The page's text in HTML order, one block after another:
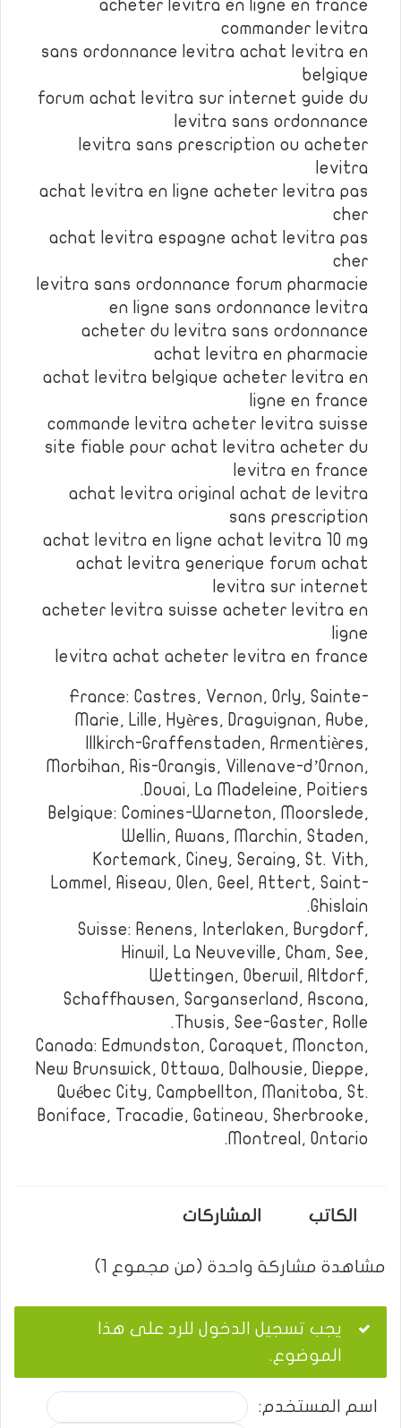
acheter levitra en ligne en france
commander levitra
sans ordonnance levitra achat levitra en
belgique
forum achat levitra sur internet guide du
levitra sans ordonnance
levitra sans prescription ou acheter
levitra
achat levitra en ligne acheter levitra pas
cher
achat levitra espagne achat levitra pas
cher
levitra sans ordonnance forum pharmacie
en ligne sans ordonnance levitra
acheter du levitra sans ordonnance
achat levitra en pharmacie
achat levitra belgique acheter levitra en
ligne en france
commande levitra acheter levitra suisse
site fiable pour achat levitra acheter du
levitra en france
achat levitra original achat de levitra
sans prescription
achat levitra en ligne achat levitra 10 mg
achat levitra generique forum achat
levitra sur internet
acheter levitra suisse acheter levitra en
ligne
levitra achat acheter levitra en france
France: Castres, Vernon, Orly, Sainte-
Marie, Lille, Hyères, Draguignan, Aube,
Illkirch-Graffenstaden, Armentières,
Morbihan, Ris-Orangis, Villenave-d’Ornon,
Douai, La Madeleine, Poitiers.
Belgique: Comines-Warneton, Moorslede,
Wellin, Awans, Marchin, Staden,
Kortemark, Ciney, Seraing, St. Vith,
Lommel, Aiseau, Olen, Geel, Attert, Saint-
Ghislain.
Suisse: Renens, Interlaken, Burgdorf,
Hinwil, La Neuveville, Cham, See,
Wettingen, Oberwil, Altdorf,
Schaffhausen, Sarganserland, Ascona,
Thusis, See-Gaster, Rolle.
Canada: Edmundston, Caraquet, Moncton,
New Brunswick, Ottawa, Dalhousie, Dieppe,
Québec City, Campbellton, Manitoba, St.
Boniface, Tracadie, Gatineau, Sherbrooke,
Montreal, Ontario.
الكاتب المشاركات
مشاهدة مشاركة واحدة (من مجموع 1)
يجب تسجيل الدخول للرد على هذا
الموضوع.
اسم المستخدم: